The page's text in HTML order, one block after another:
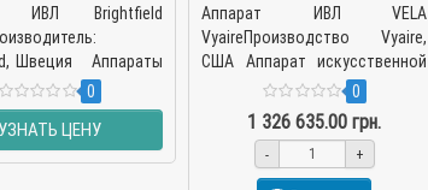
ИВЛ Brightfield
Швеция Аппараты
вентиляции
1600 сери..
0
УЗНАТЬ ЦЕНУ
Аппарат ИВЛ VELA
VyaireПроизводство Vyaire,
США Аппарат искусственной
вентиляции легких модель
VELA рассчитан на проведение
ИВЛ для в..
0
1 326 635.00 грн.
- +